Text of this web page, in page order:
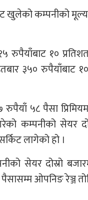
खुलेको कम्पनीको
रुपैयाँबाट १०
३५० रुपैयाँबाट
५८ पैसा
कम्पनीको सेयर
लागेको हो ।
सेयर दोस्रो
ओपनिङ रेञ्ज